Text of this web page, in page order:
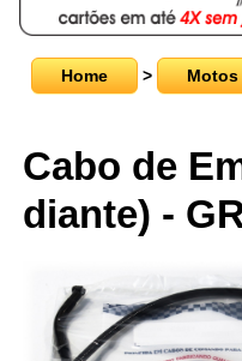
Home > Motos
Cabo de
diante) -